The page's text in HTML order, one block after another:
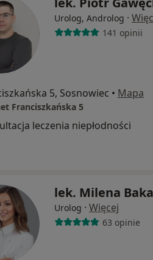
Urolog, Androlog ·
141 opinii
5, Sosnowiec • Mapa
Franciszkańska 5
leczenia niepłodności
lek. Milena Baka
Urolog · Więcej
63 opinie